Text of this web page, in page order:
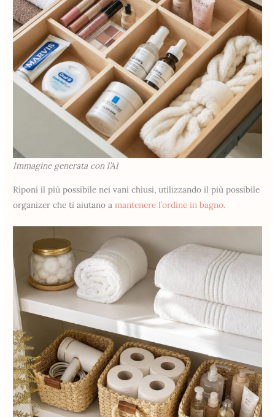
Immagine generata con l’AI
Riponi il più possibile nei vani chiusi, utilizzando il più possibile
organizer che ti aiutano amantenere l’ordine in bagno.